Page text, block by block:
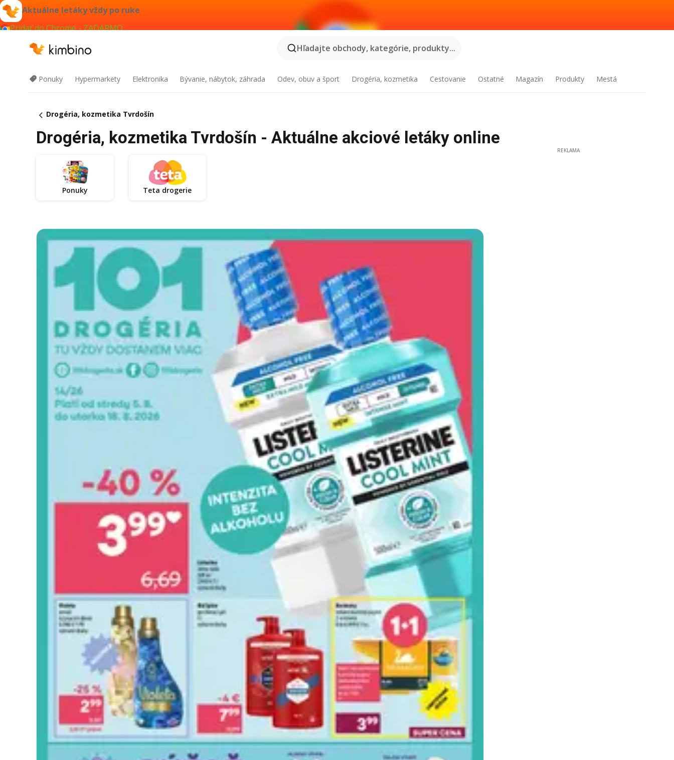
Aktuálne letáky vždy po ruke
Pridať do Chrome - ZADARMO
Hľadajte obchody, kategórie, produkty...
Ponuky Hypermarkety Elektronika Bývanie, nábytok, záhrada Odev, obuv a šport Drogéria, kozmetika Cestovanie Ostatné Magazín Produkty Mestá
Drogéria, kozmetika Tvrdošín
Drogéria, kozmetika Tvrdošín - Aktuálne akciové letáky online
Ponuky Teta drogerie
REKLAMA